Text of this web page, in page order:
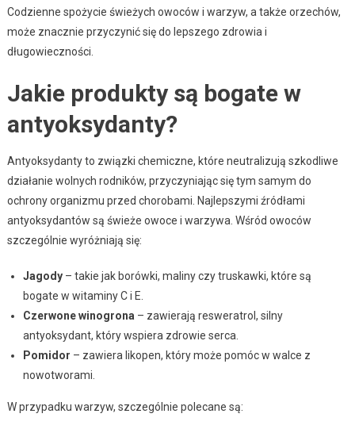
Codzienne spożycie świeżych owoców i warzyw, a także orzechów,
może znacznie przyczynić się do lepszego zdrowia i
długowieczności.
Jakie produkty są bogate w
antyoksydanty?
Antyoksydanty to związki chemiczne, które neutralizują szkodliwe
działanie wolnych rodników, przyczyniając się tym samym do
ochrony organizmu przed chorobami. Najlepszymi źródłami
antyoksydantów są świeże owoce i warzywa. Wśród owoców
szczególnie wyróżniają się:
Jagody– takie jak borówki, maliny czy truskawki, które są
bogate w witaminy C i E.
Czerwone winogrona – zawierają resweratrol, silny
antyoksydant, który wspiera zdrowie serca.
Pomidor – zawiera likopen, który może pomóc w walce z
nowotworami.
W przypadku warzyw, szczególnie polecane są: